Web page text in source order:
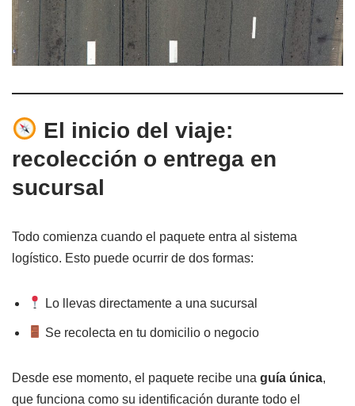
El inicio del viaje:
recolección o entrega en
sucursal
Todo comienza cuando el paquete entra al sistema
logístico. Esto puede ocurrir de dos formas:
Lo llevas directamente a una sucursal
Se recolecta en tu domicilio o negocio
Desde ese momento, el paquete recibe una guía única,
que funciona como su identificación durante todo el